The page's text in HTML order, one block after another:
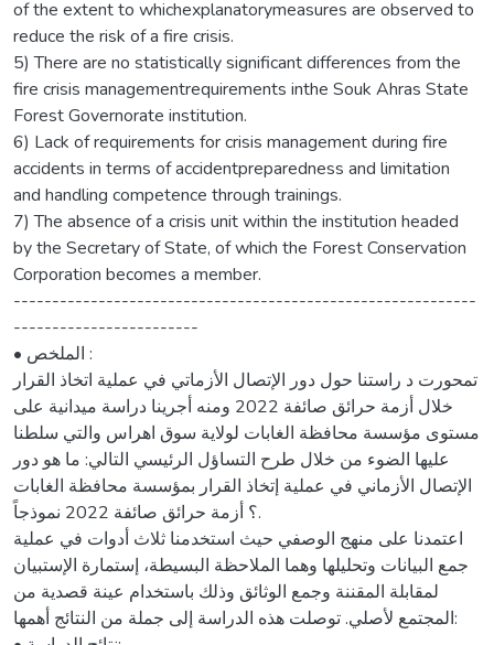
of the extent to whichexplanatorymeasures are observed to
reduce the risk of a fire crisis.
5) There are no statistically significant differences from the
fire crisis managementrequirements inthe Souk Ahras State
Forest Governorate institution.
6) Lack of requirements for crisis management during fire
accidents in terms of accidentpreparedness and limitation
and handling competence through trainings.
7) The absence of a crisis unit within the institution headed
by the Secretary of State, of which the Forest Conservation
Corporation becomes a member.
------------------------------------------------------------
------------------------
• الملخص :
تمحورت د راستنا حول دور الإتصال الأزماتي في عملية اتخاذ القرار
خلال أزمة حرائق صائفة 2022 ومنه أجرينا دراسة ميدانية على
مستوى مؤسسة محافظة الغابات لولاية سوق اهراس والتي سلطنا
عليها الضوء من خلال طرح التساؤل الرئيسي التالي: ما هو دور
الإتصال الأزماني في عملية إتخاذ القرار بمؤسسة محافظة الغابات
؟ أزمة حرائق صائفة 2022 نموذجاً.
اعتمدنا على منهج الوصفي حيث استخدمنا ثلاث أدوات في عملية
جمع البيانات وتحليلها وهما الملاحظة البسيطة، إستمارة الإستبيان
لمقابلة المقننة وجمع الوثائق وذلك باستخدام عينة قصدية من
المجتمع لأصلي. توصلت هذه الدراسة إلى جملة من النتائج أهمها: